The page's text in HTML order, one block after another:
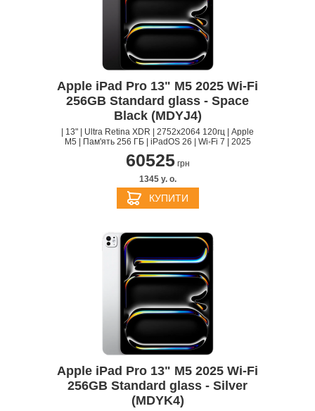
Apple iPad Pro 13" M5 2025 Wi-Fi
256GB Standard glass - Space
Black (MDYJ4)
| 13" | Ultra Retina XDR | 2752х2064 120гц | Apple
M5 | Пам'ять 256 ГБ | iPadOS 26 | Wi-Fi 7 | 2025
60525грн
1345 y. о.
КУПИТИ
Apple iPad Pro 13" M5 2025 Wi-Fi
256GB Standard glass - Silver
(MDYK4)